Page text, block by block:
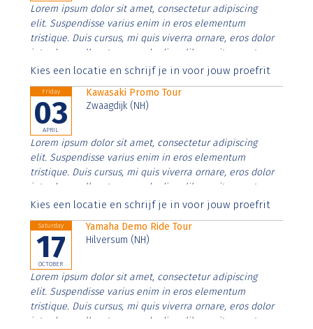
Lorem ipsum dolor sit amet, consectetur adipiscing
elit. Suspendisse varius enim in eros elementum
tristique. Duis cursus, mi quis viverra ornare, eros dolor
interdum nulla, ut commodo diam libero vitae erat.
Aenean faucibus nibh et justo cursus id rutrum lorem
Kies een locatie en schrijf je in voor jouw proefrit
Friday
03
APRIL
Kawasaki Promo Tour
Zwaagdijk (NH)
Lorem ipsum dolor sit amet, consectetur adipiscing
elit. Suspendisse varius enim in eros elementum
tristique. Duis cursus, mi quis viverra ornare, eros dolor
interdum nulla, ut commodo diam libero vitae erat.
Aenean faucibus nibh et justo cursus id rutrum lorem
Kies een locatie en schrijf je in voor jouw proefrit
Saturday
17
OCTOBER
Yamaha Demo Ride Tour
Hilversum (NH)
Lorem ipsum dolor sit amet, consectetur adipiscing
elit. Suspendisse varius enim in eros elementum
tristique. Duis cursus, mi quis viverra ornare, eros dolor
interdum nulla, ut commodo diam libero vitae erat.